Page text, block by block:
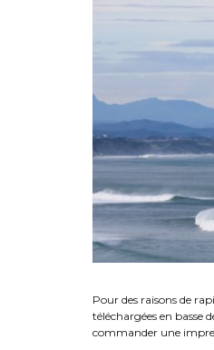
Pour des raisons de
téléchargées en basse
commander une